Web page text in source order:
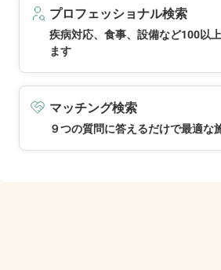
プロフェッショナル検索
疾病対応、食事、設備など100以
ます
マッチング検索
９つの質問に答えるだけで最適な